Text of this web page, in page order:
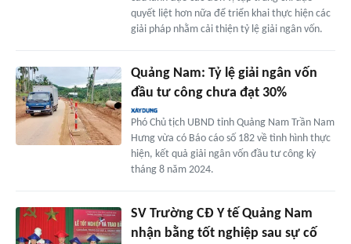
quyết liệt hơn nữa để triển khai thực hiện các
giải pháp nhằm cải thiện tỷ lệ giải ngân vốn.
Quảng Nam: Tỷ lệ giải ngân vốn
đầu tư công chưa đạt 30%
Phó Chủ tịch UBND tỉnh Quảng Nam Trần Nam
Hưng vừa có Báo cáo số 182 về tình hình thực
hiện, kết quả giải ngân vốn đầu tư công kỳ
tháng 8 năm 2024.
SV Trường CĐ Y tế Quảng Nam
nhận bằng tốt nghiệp sau sự cố